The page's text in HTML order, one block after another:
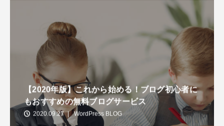
【2020年版】これから始める！ブログ初心者に
もおすすめの無料ブログサービス
2020.09.27 WordPress BLOG